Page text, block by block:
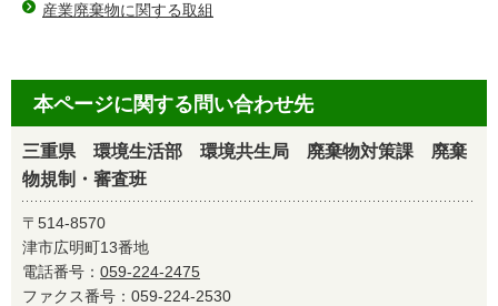
産業廃棄物に関する取組
本ページに関する問い合わせ先
三重県 環境生活部 環境共生局 廃棄物対策課 廃棄
物規制・審査班
〒514-8570
津市広明町13番地
電話番号： 059-224-2475
ファクス番号：059-224-2530